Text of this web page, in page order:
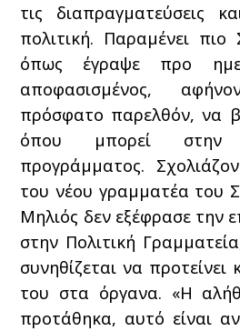
τις διαπραγματεύσεις
πολιτική. Παραμένει
όπως έγραψε προ
αποφασισμένος,
πρόσφατο παρελθόν, να
όπου μπορεί στην
προγράμματος.
του νέου γραμματέα του
Μηλιός δεν εξέφρασε την
στην Πολιτική
συνηθίζεται να
του στα όργανα. «Η
προτάθηκα, αυτό είναι